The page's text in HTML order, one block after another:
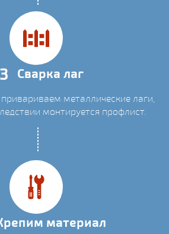
Сварка лаг
металлические лаги,
монтируется профлист.
материал